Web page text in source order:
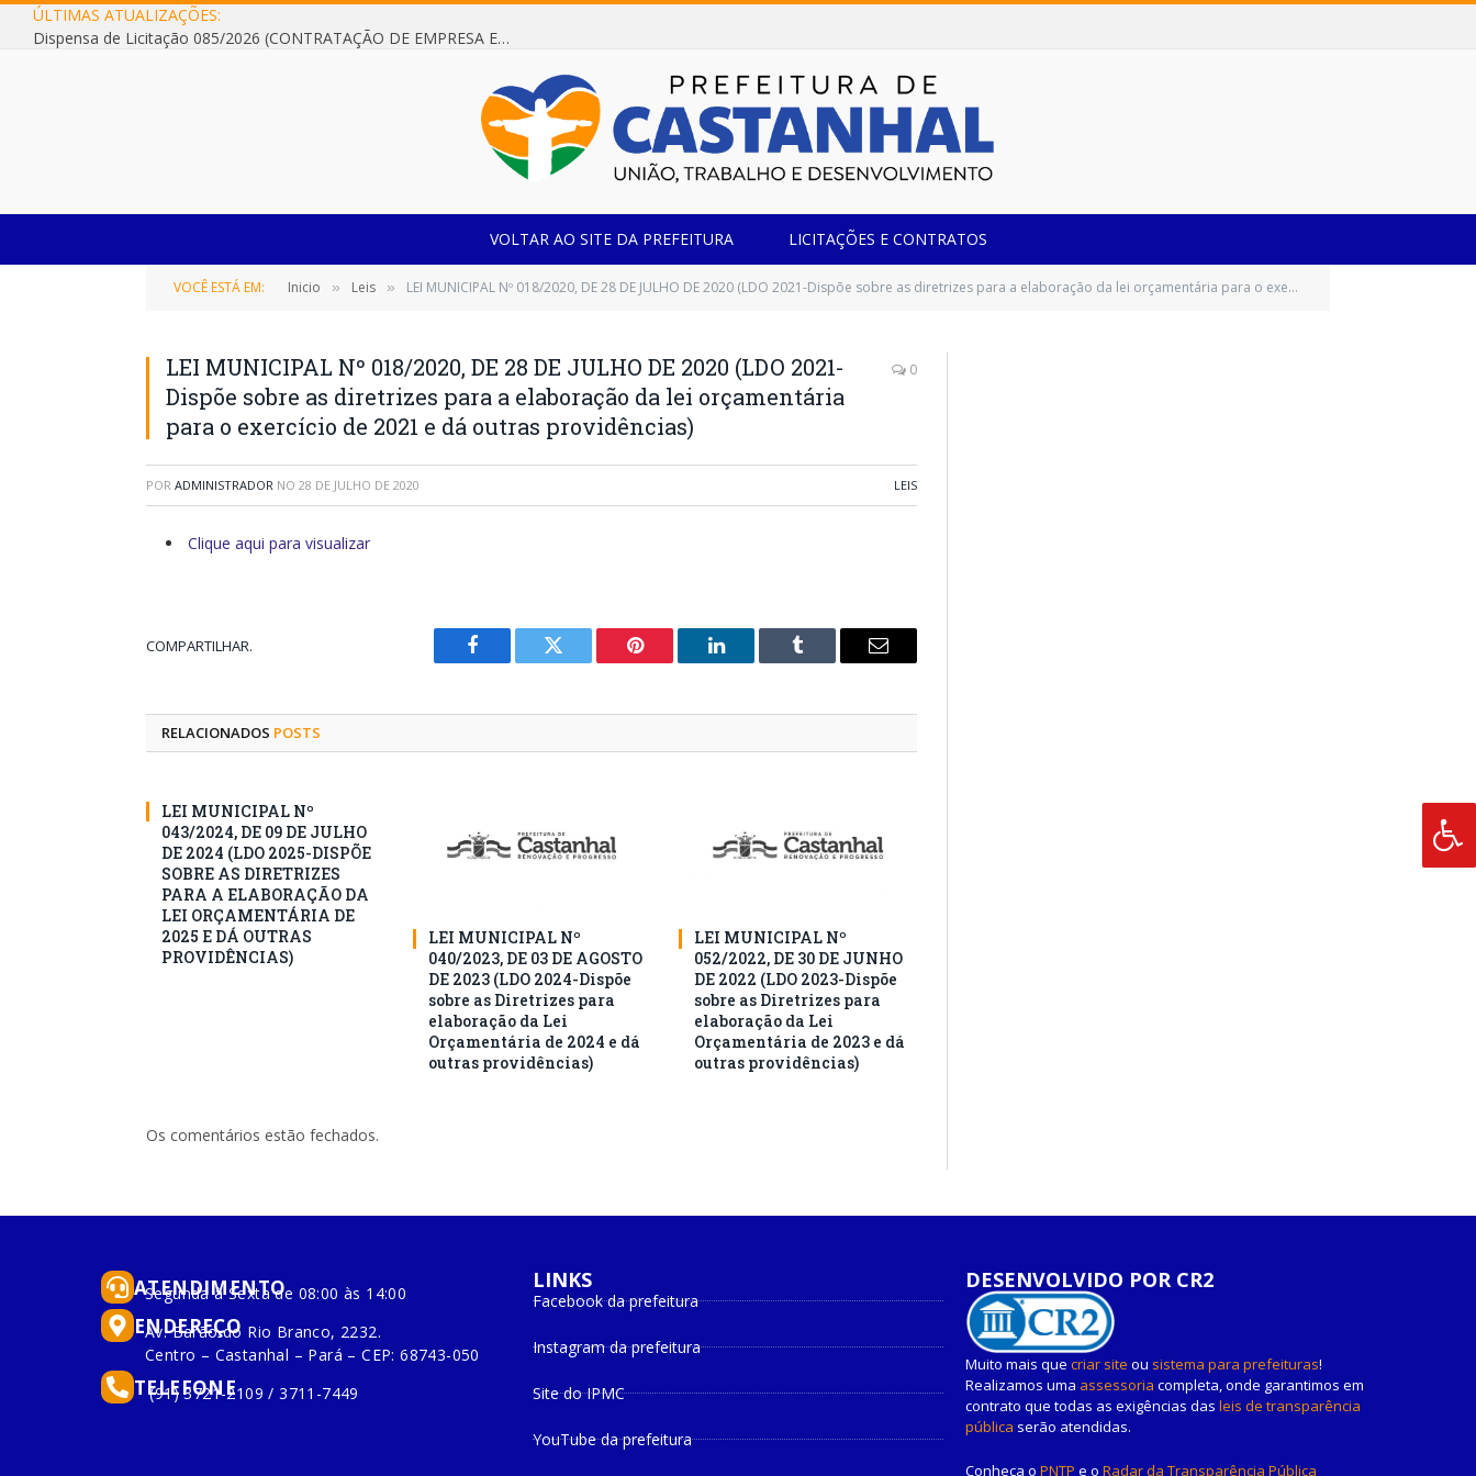
ÚLTIMAS ATUALIZAÇÕES:
Dispensa de Licitação 085/2026 (CONTRATAÇÃO DE EMPRESA ESPECIALIZADA NA FABRICAÇÃO DE MÓVEIS SOB MEDIDA COM ESTRUTURA METÁLICA EM METALON PARA ATENDIMENTO DAS NECESSIDADES DA SALA SIMOV DA EMEF MADRE MARIA VIGANÓ)
VOLTAR AO SITE DA PREFEITURA LICITAÇÕES E CONTRATOS
VOCÊ ESTÁ EM: Inicio » Leis » LEI MUNICIPAL Nº 018/2020, DE 28 DE JULHO DE 2020 (LDO 2021-Dispõe sobre as diretrizes para a elaboração da lei orçamentária para o exercício de 2021 e dá outras providências)
LEI MUNICIPAL Nº 018/2020, DE 28 DE JULHO DE 2020 (LDO 2021-
Dispõe sobre as diretrizes para a elaboração da lei orçamentária
para o exercício de 2021 e dá outras providências)
0
POR ADMINISTRADOR NO 28 DE JULHO DE 2020 LEIS
Clique aqui para visualizar
COMPARTILHAR.
Facebook Twitter Pinterest
O
Tumblr
E-
RELACIONADOS POSTS
LEI MUNICIPAL Nº
043/2024, DE 09 DE JULHO
DE 2024 (LDO 2025-DISPÕE
SOBRE AS DIRETRIZES
PARA A ELABORAÇÃO DA
LEI ORÇAMENTÁRIA DE
2025 E DÁ OUTRAS
PROVIDÊNCIAS)
LEI MUNICIPAL Nº
040/2023, DE 03 DE AGOSTO
DE 2023 (LDO 2024-Dispõe
sobre as Diretrizes para
elaboração da Lei
Orçamentária de 2024 e dá
outras providências)
LEI MUNICIPAL Nº
052/2022, DE 30 DE JUNHO
DE 2022 (LDO 2023-Dispõe
sobre as Diretrizes para
elaboração da Lei
Orçamentária de 2023 e dá
outras providências)
Os comentários estão fechados.
ATENDIMENTO
Segunda à Sexta de 08:00 às 14:00
ENDEREÇO
Av. Barão do Rio Branco, 2232.
Centro – Castanhal – Pará – CEP: 68743-050
TELEFONE
(91) 3721-2109 / 3711-7449
LINKS
Facebook da prefeitura
Instagram da prefeitura
Site do IPMC
YouTube da prefeitura
DESENVOLVIDO POR CR2
Muito mais que criar site ou sistema para prefeituras!
Realizamos uma assessoria completa, onde garantimos em
contrato que todas as exigências das leis de transparência
pública serão atendidas.
Conheça o PNTP e o Radar da Transparência Pública